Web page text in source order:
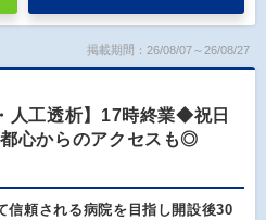
掲載期間：26/08/07～26/08/27
人工透析】17時終業◆祝日
心からのアクセスも◎
信頼される病院を目指し開設後30